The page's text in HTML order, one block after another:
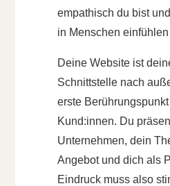
empathisch du bist
in Menschen
Deine Website ist
Schnittstelle nach
erste
Kund:innen. Du
Unternehmen, dein
Angebot und dich als
Eindruck muss also